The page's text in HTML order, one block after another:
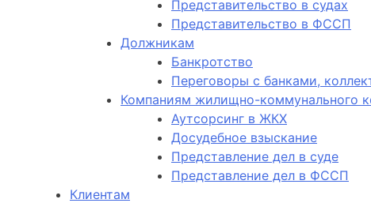
Представительство в судах
Представительство в ФССП
Должникам
Банкротство
Переговоры с банками,
Компаниям жилищно-коммунального
Аутсорсинг в ЖКХ
Досудебное взыскание
Представление дел в суде
Представление дел в ФССП
Клиентам